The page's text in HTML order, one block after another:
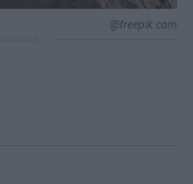
@freepik.com